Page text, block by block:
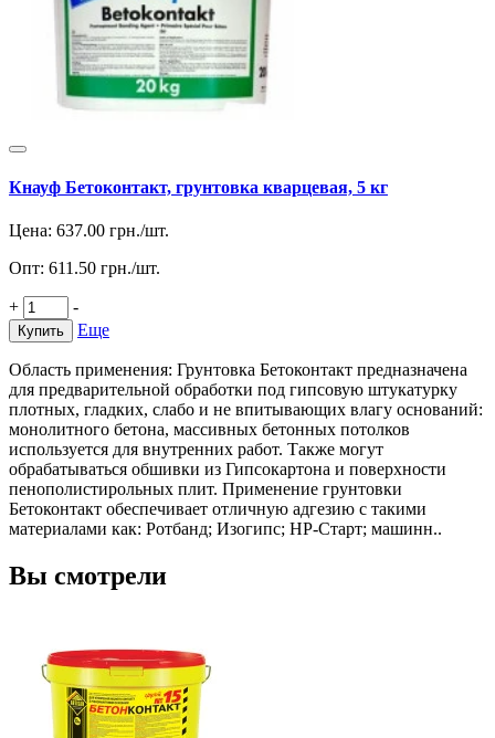
Кнауф Бетоконтакт, грунтовка кварцевая, 5 кг
Цена: 637.00 грн./шт.
Опт: 611.50 грн./шт.
+ -
Купить Еще
Область применения: Грунтовка Бетоконтакт предназначена
для предварительной обработки под гипсовую штукатурку
плотных, гладких, слабо и не впитывающих влагу оснований:
монолитного бетона, массивных бетонных потолков
используется для внутренних работ. Также могут
обрабатываться обшивки из Гипсокартона и поверхности
пенополистирольных плит. Применение грунтовки
Бетоконтакт обеспечивает отличную адгезию с такими
материалами как: Ротбанд; Изогипс; НР-Старт; машинн..
Вы смотрели